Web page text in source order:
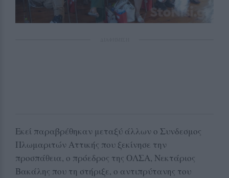
Εκεί παραβρέθηκαν μεταξύ άλλων ο Συνδεσμος
Πλωμαριτών Αττικής που ξεκίνησε την
προσπάθεια, ο πρόεδρος της ΟΛΣΑ, Νεκτάριος
Βακάλης που τη στήριξε, ο αντιπρύτανης του